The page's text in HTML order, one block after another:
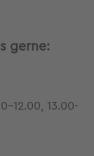
gerne:
12.00, 13.00-